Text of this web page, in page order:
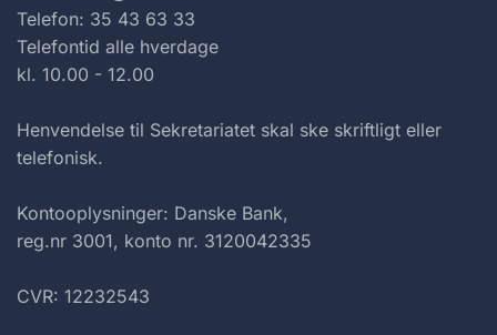
Telefon: 35 43 63 33
Telefontid alle hverdage
kl. 10.00 - 12.00
Henvendelse til Sekretariatet skal ske skriftligt eller
telefonisk.
Kontooplysninger: Danske Bank,
reg.nr 3001, konto nr. 3120042335
CVR: 12232543